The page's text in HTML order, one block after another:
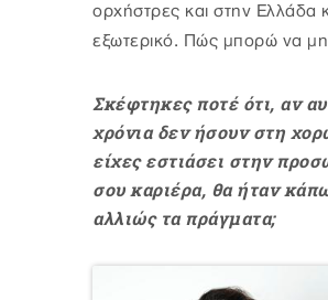
ορχήστρες και στην Ελλάδα
εξωτερικό. Πώς μπορώ να
Σκέφτηκες ποτέ ότι, αν
χρόνια δεν ήσουν στη
είχες εστιάσει στην
σου καριέρα, θα ήταν
αλλιώς τα πράγματα;